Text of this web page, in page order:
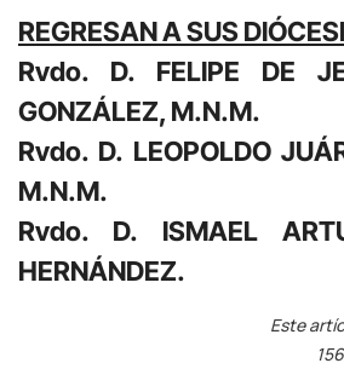
REGRESAN A SUS
Rvdo. D. FELIPE DE
GONZÁLEZ, M.N.M.
Rvdo. D. LEOPOLDO
M.N.M.
Rvdo. D. ISMAEL
HERNÁNDEZ.
Este